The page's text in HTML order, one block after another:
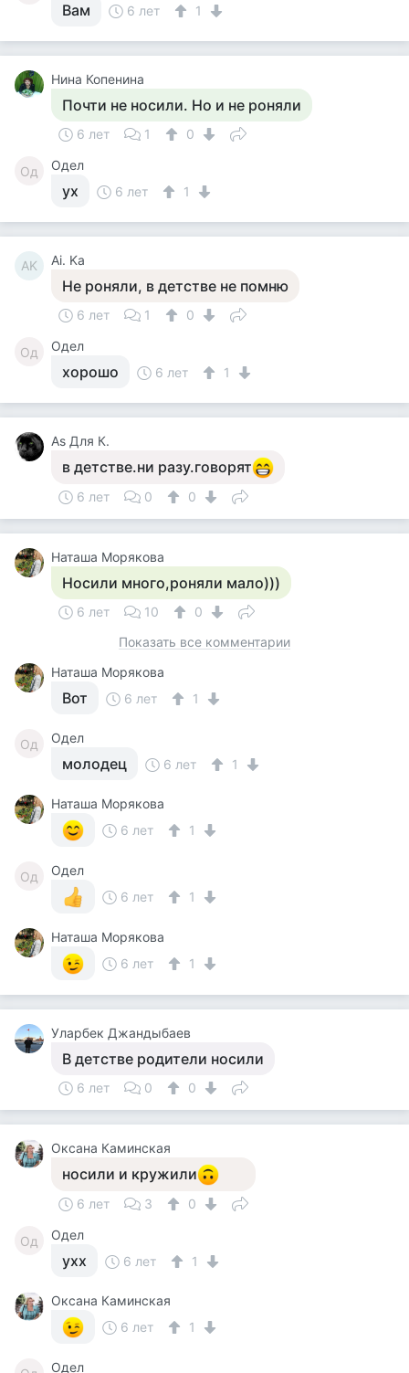
Вам 6 лет 1
Нина Копенина
Почти не носили. Но и не роняли
6 лет 1 0
Од Одел
ух 6 лет 1
AK Ai. Ka
Не роняли, в детстве не помню
6 лет 1 0
Од Одел
хорошо 6 лет 1
Аs Для К.
в детстве.ни разу.говорят
6 лет 0 0
Наташа Морякова
Носили много,роняли мало)))
6 лет 10
0
Показать все комментарии
Наташа Морякова
Вот 6 лет 1
Од Одел
молодец 6 лет 1
Наташа Морякова
6 лет
1
Од
Одел
6 лет
1
Наташа Морякова
6 лет
1
Уларбек Джандыбаев
В детстве родители носили
6 лет 0 0
Оксана Каминская
носили и кружили
6 лет 3 0
Од Одел
ухх 6 лет 1
Оксана Каминская
6 лет
1
Одел